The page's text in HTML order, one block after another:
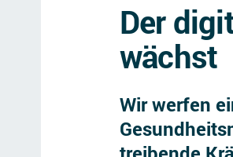
Der
wächst
Wir werfen